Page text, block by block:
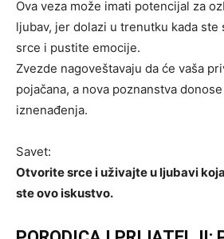
Ova veza može imati potencijal za
ljubav, jer dolazi u trenutku kada
srce i pustite emocije.
Zvezde nagoveštavaju da će vaša
pojačana, a nova poznanstva
iznenađenja.
Savet:
Otvorite srce i uživajte u ljubavi
ste ovo iskustvo.